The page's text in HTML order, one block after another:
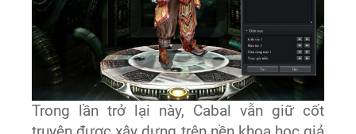
Trong lần trở lại này, Cabal vẫn giữ cốt